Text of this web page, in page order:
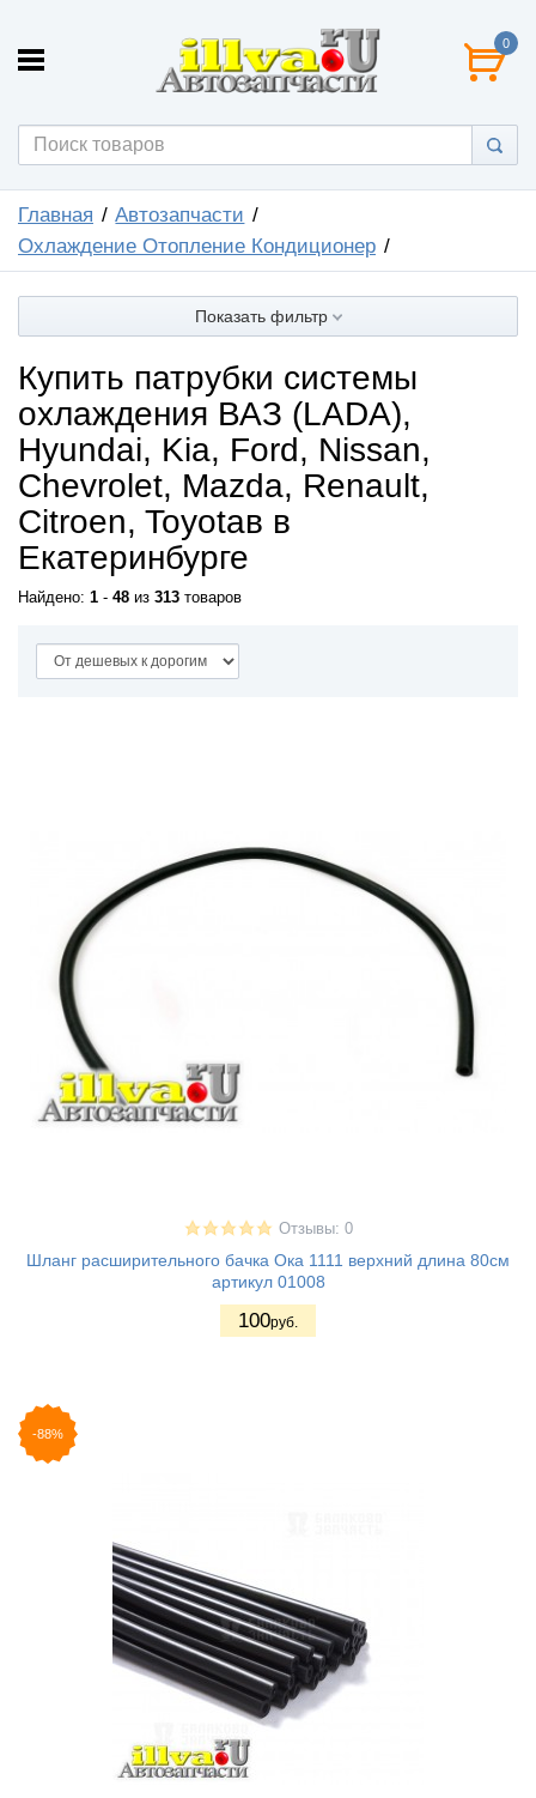
0
Главная
Автозапчасти
Охлаждение Отопление Кондиционер
Показать фильтр
Купить патрубки системы
охлаждения ВАЗ (LADA),
Hyundai, Kia, Ford, Nissan,
Chevrolet, Mazda, Renault,
Citroen, Toyotaв в
Екатеринбурге
Найдено: 1 - 48 из 313 товаров
Отзывы: 0
Шланг расширительного бачка Ока 1111 верхний длина 80см
артикул 01008
100руб.
-88%